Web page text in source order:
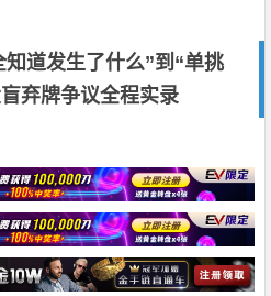
知道发生了什么”到“单挑
弃牌争议全程实录